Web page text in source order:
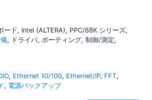
ード, Intel (ALTERA), PPC/68K シリーズ,
, ドライバ, ポーティング, 制御/測定,
, Ethernet 10/100, Ethernet/IP, FFT,
, 電源バックアップ